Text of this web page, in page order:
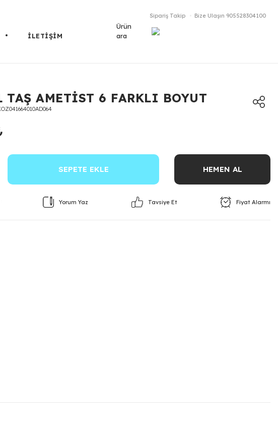
İLETİŞİM
Sipariş Takip Bize Ulaşın 905528304100
Ürün
ara
TAŞ AMETİST 6 FARKLI BOYUT
SEPETE EKLE HEMEN AL
Yorum Yaz Tavsiye Et Fiyat Alarmı